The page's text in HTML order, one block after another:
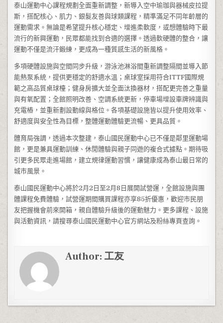
泰山運動中心課程規劃全面重新調整，新導入空中瑜珈與器械皮拉提
斯，搭配核心、肌力、銀髮友善與球類課程，精準滿足不同年齡層的
運動需求。無論是希望提升核心穩定、增進柔軟度，或想體驗時下最
流行的新興運動，民眾都能找到合適的選擇。透過軟硬體的整合，讓
運動不僅是流汗鍛練，更成為一種質感生活的新風格。
多項硬體設施與空間同步升級，游泳池淋浴間重新調整隔間並導入節
能熱泵系統，提供更穩定的舒適水溫；桌球室採用符合ITTF國際規
範之高品質桌球檯；健身房擴大並全面汰換器材，搭配更完善之重量
與有氧配置；全館照明改善、空調系統更新，停車場增設車牌辨識與
充電樁，並重新劃設動線與格位。各項基礎設施皆以提升使用效率、
舒適度與安全性為目標，整體運動體驗更流暢、更具品質。
體育局強調，透過本次整建，泰山國民運動中心已不僅是鄰里運動場
館，更是兼具運動訓練、休閒體驗與親子同遊的複合式據點。期待吸
引更多民眾走進場館，建立規律運動習慣，讓健康成為泰山最日常的
城市風景。
泰山國民運動中心將於2月2日至2月8日展開試營運，全館設施與團
體課程免費體驗，試營運期間購買課程亦享85折優惠，歡迎市民朋
友把握機會前來開箱，親自體驗升級後的運動魅力。更多課程、設施
與活動資訊，請搜尋泰山國民運動中心官方網站及粉絲專頁查詢。
Author: 工友